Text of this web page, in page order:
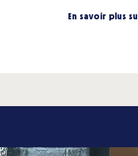
En savoir plus